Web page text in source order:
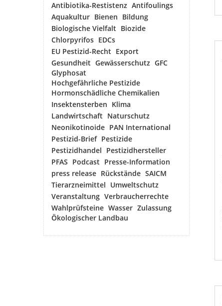
Antibiotika-Restistenz Antifoulings
Aquakultur Bienen Bildung
Biologische Vielfalt Biozide
Chlorpyrifos EDCs
EU Pestizid-Recht Export
Gesundheit Gewässerschutz GFC
Glyphosat
Hochgefährliche Pestizide
Hormonschädliche Chemikalien
Insektensterben Klima
Landwirtschaft Naturschutz
Neonikotinoide PAN International
Pestizid-Brief Pestizide
Pestizidhandel Pestizidhersteller
PFAS Podcast Presse-Information
press release Rückstände SAICM
Tierarzneimittel Umweltschutz
Veranstaltung Verbraucherrechte
Wahlprüfsteine Wasser Zulassung
Ökologischer Landbau